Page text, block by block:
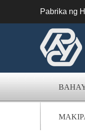
Pabrika ng